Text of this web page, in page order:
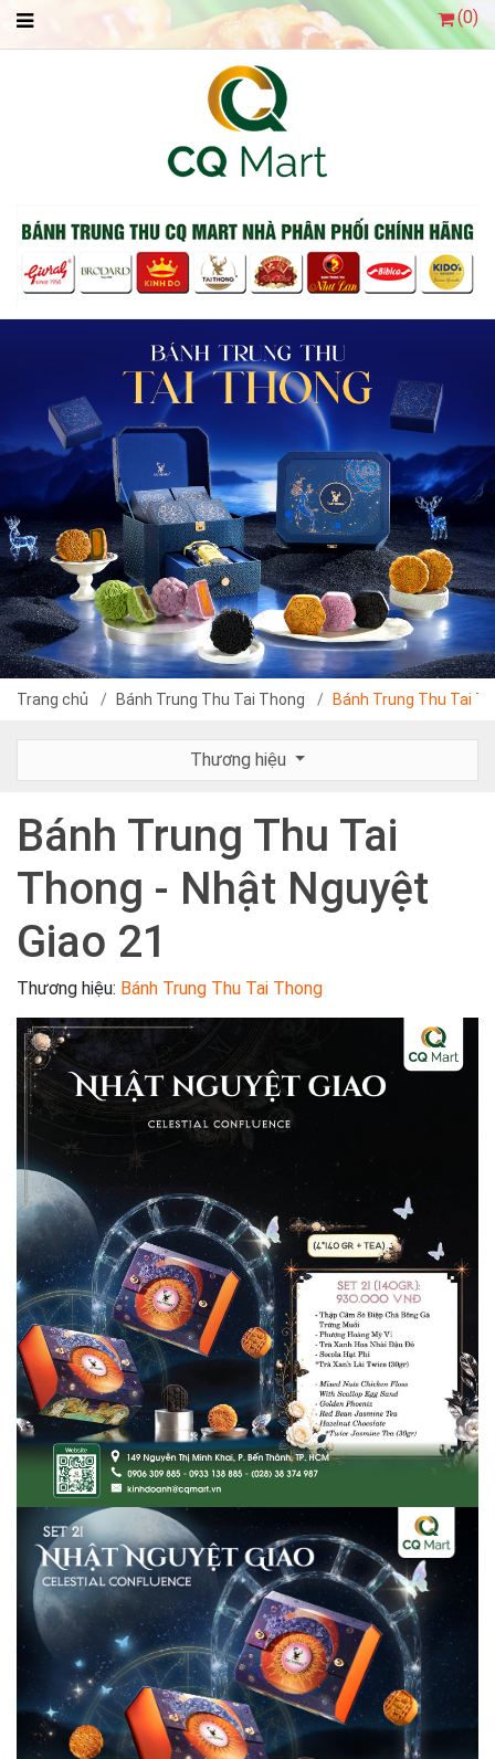
(0)
Trang chủ Bánh Trung Thu Tai Thong Bánh Trung Thu Tai
Thương hiệu
Bánh Trung Thu Tai
Thong - Nhật Nguyệt
Giao 21
Thương hiệu: Bánh Trung Thu Tai Thong